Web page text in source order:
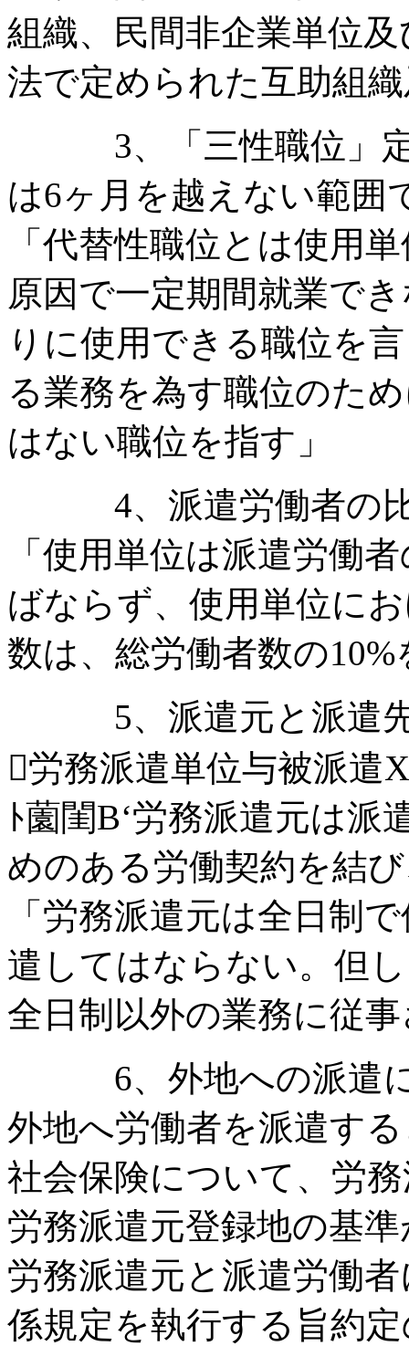
組織、民間非企業単位
法で定められた互助組
3、「三性職位」定
は6ヶ月を越えない範囲
「代替性職位とは使用
原因で一定期間就業で
りに使用できる職位を
る業務を為す職位のた
はない職位を指す」
4、派遣労働者の比
「使用単位は派遣労働
ばならず、使用単位に
数は、総労働者数の
5、派遣元と派遣先
労務派遣単位与被派遣
ﾄ薗閨B‘労務派遣元は派
めのある労働契約を結
「労務派遣元は全日制
遣してはならない。但
全日制以外の業務に従
6、外地への派遣に
外地へ労働者を派遣す
社会保険について、労
労務派遣元登録地の基
労務派遣元と派遣労働
係規定を執行する旨約